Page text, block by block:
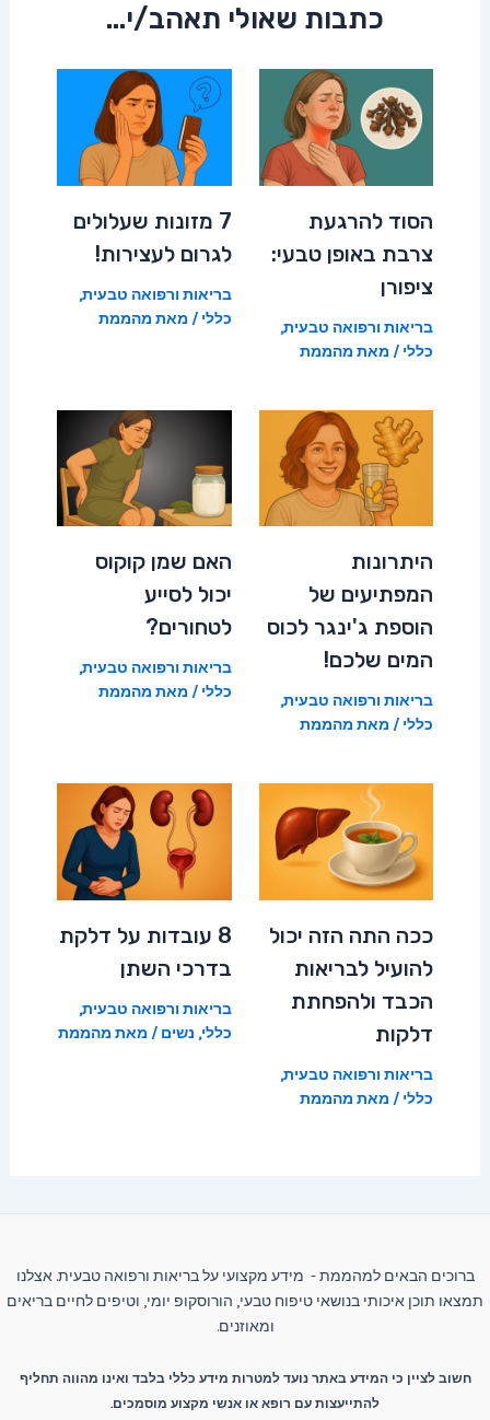
כתבות שאולי תאהב/י...
הסוד להרגעת
צרבת באופן טבעי:
ציפורן
בריאות ורפואה טבעית,
כללי / מאת מהממת
7 מזונות שעלולים
לגרום לעצירות!
בריאות ורפואה טבעית,
כללי / מאת מהממת
היתרונות
המפתיעים של
הוספת ג'ינגר לכוס
המים שלכם!
בריאות ורפואה טבעית,
כללי / מאת מהממת
האם שמן קוקוס
יכול לסייע
לטחורים?
בריאות ורפואה טבעית,
כללי / מאת מהממת
ככה התה הזה יכול
להועיל לבריאות
הכבד ולהפחתת
דלקות
בריאות ורפואה טבעית,
כללי / מאת מהממת
8 עובדות על דלקת
בדרכי השתן
בריאות ורפואה טבעית,
כללי, נשים / מאת מהממת
ברוכים הבאים למהממת - מידע מקצועי על בריאות ורפואה טבעית. אצלנו
תמצאו תוכן איכותי בנושאי טיפוח טבעי, הורוסקופ יומי, וטיפים לחיים בריאים
ומאוזנים.
חשוב לציין כי המידע באתר נועד למטרות מידע כללי בלבד ואינו מהווה תחליף
להתייעצות עם רופא או אנשי מקצוע מוסמכים.